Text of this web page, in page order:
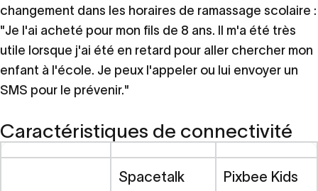
changement dans les horaires de ramassage scolaire :
"Je l'ai acheté pour mon fils de 8 ans. Il m'a été très
utile lorsque j'ai été en retard pour aller chercher mon
enfant à l'école. Je peux l'appeler ou lui envoyer un
SMS pour le prévenir."
Caractéristiques de connectivité
Spacetalk
Pixbee Kids